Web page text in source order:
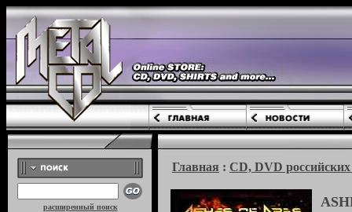
расширенный поиск
Главная : CD, DVD